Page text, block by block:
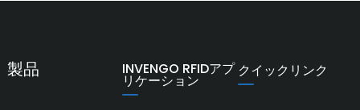
製品 INVENGO RFIDアプ
リケーション
クイックリンク